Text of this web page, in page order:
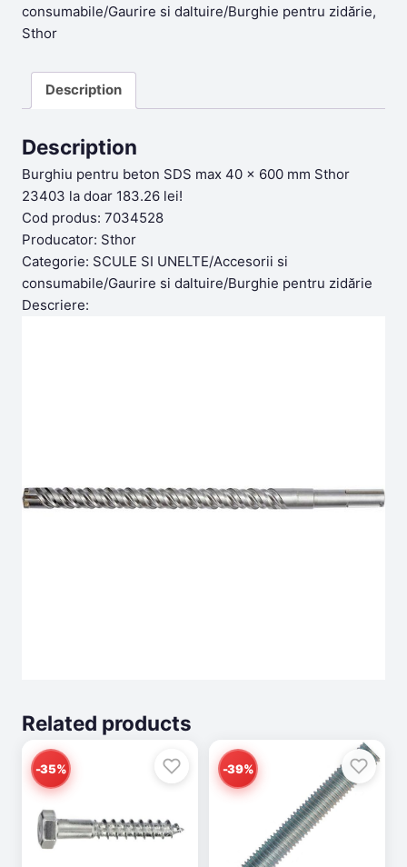
consumabile/Gaurire si daltuire/Burghie pentru zidărie,
Sthor
Description
Description
Burghiu pentru beton SDS max 40 x 600 mm Sthor
23403 la doar 183.26 lei!
Cod produs: 7034528
Producator: Sthor
Categorie: SCULE SI UNELTE/Accesorii si
consumabile/Gaurire si daltuire/Burghie pentru zidărie
Descriere:
Related products
-35% -39%